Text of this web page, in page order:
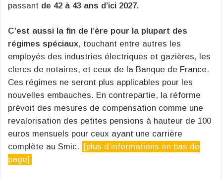
passant de 42 à 43 ans d’ici 2027.
C’est aussi la fin de l’ère pour la plupart des
régimes spéciaux, touchant entre autres les
employés des industries électriques et gazières, les
clercs de notaires, et ceux de la Banque de France.
Ces régimes ne seront plus applicables pour les
nouvelles embauches. En contrepartie, la réforme
prévoit des mesures de compensation comme une
revalorisation des petites pensions à hauteur de 100
euros mensuels pour ceux ayant une carrière
complète au Smic. [plus d’informations en bas de
page]